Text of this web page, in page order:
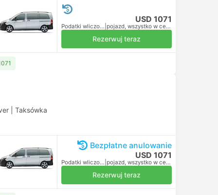
USD 1071
Podatki wliczone pojazd, wszystko w cenie
Rezerwuj teraz
Taksówka
Bezpłatne anulowanie
USD 1071
Podatki wliczone pojazd, wszystko w cenie
Rezerwuj teraz